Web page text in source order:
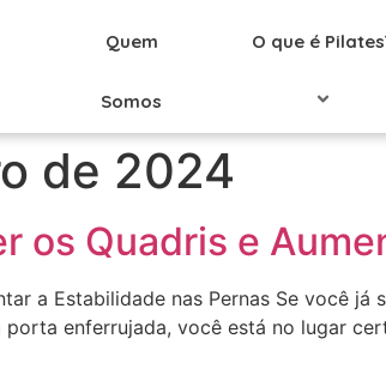
Quem
Somos
O que é
de 2024
os Quadris e
a Estabilidade nas Pernas Se você
enferrujada, você está no lugar